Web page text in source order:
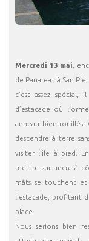
Mercredi 13 mai ,
de Panarea ; à San
c’est assez
d’estacade où
anneau bien rouillés.
descendre à terre
visiter l’île à pied.
mettre sur ancre à
mâts se touchent
l’estacade, profitant
place.
Nous serions bien